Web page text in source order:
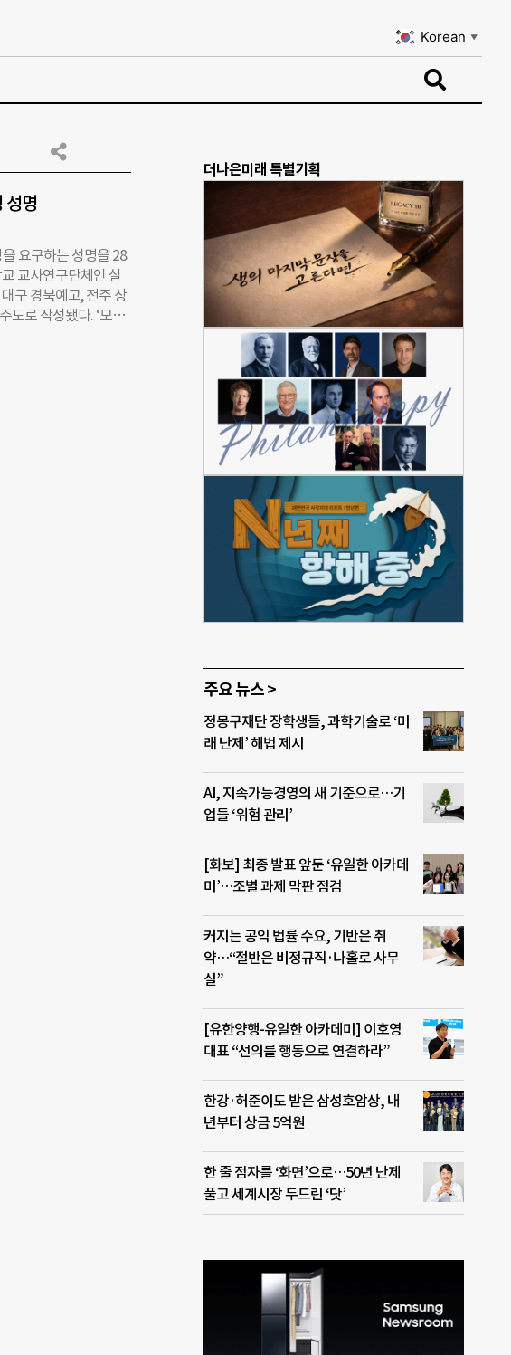
Korean ▼
성명
요구하는 성명을 28
교사연구단체인 실
구 경북예고, 전주 상
도로 작성됐다. ‘모두
더나은미래 특별기획
주요 뉴스 >
정몽구재단 장학생들, 과학기술로 ‘미
래 난제’ 해법 제시
AI, 지속가능경영의 새 기준으로…기
업들 ‘위험 관리’
[화보] 최종 발표 앞둔 ‘유일한 아카데
미’…조별 과제 막판 점검
커지는 공익 법률 수요, 기반은 취
약…“절반은 비정규직·나홀로 사무
실”
[유한양행-유일한 아카데미] 이호영
대표 “선의를 행동으로 연결하라”
한강·허준이도 받은 삼성호암상, 내
년부터 상금 5억원
한 줄 점자를 ‘화면’으로…50년 난제
풀고 세계시장 두드린 ‘닷’